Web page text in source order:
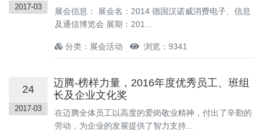
2017-03
展会信息： 展会名：2014 德国汉诺威消费电子、信息
及通信博览会 展期：201...
分类：展会活动 浏览：9341
24
2017-03
迈腾-榜样力量，2016年度优秀员工、班组
长及企业文化奖
在迈腾全体员工以高度的爱岗敬业精神，付出了辛勤的
劳动，为企业的发展提供了智力支持...